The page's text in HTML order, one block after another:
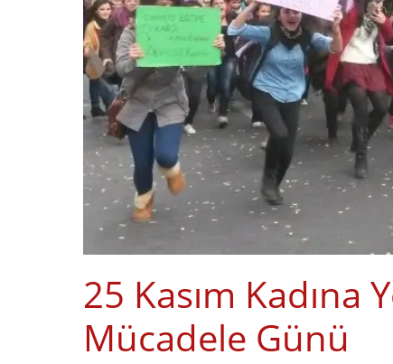
25 Kasım Kadına
Mücadele Günü